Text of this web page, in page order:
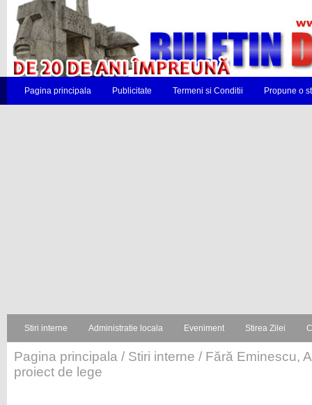
Pagina principala Publicitate Termeni si Conditii Propune o
Stiri interne Administratie locala Eveniment Stirea Zilei
Pagina principala / Stiri interne / Fără Eminescu,
proiect de lege